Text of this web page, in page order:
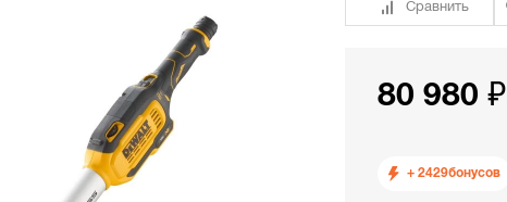
Сравнить
80 980 ₽
+ 2429бонусов